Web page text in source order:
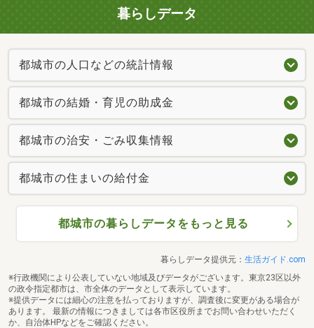
暮らしデータ
都城市の人口などの統計情報
都城市の結婚・育児の助成金
都城市の治安・ごみ収集情報
都城市の住まいの給付金
都城市の暮らしデータをもっと見る
暮らしデータ提供元： 生活ガイド.com
※行政機関により公表していない地域及びデータがございます。東京23区以外
の政令指定都市は、市全体のデータとして表示しています。
※提供データには細心の注意を払っておりますが、調査後に変更がある場合が
あります。 最新の情報につきましては各市区役所までお問い合わせいただく
か、自治体HPなどをご確認ください。